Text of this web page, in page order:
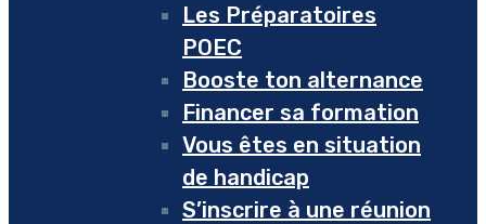
Les Préparatoires
POEC
Booste ton alternance
Financer sa formation
Vous êtes en situation
de handicap
S’inscrire à une réunion